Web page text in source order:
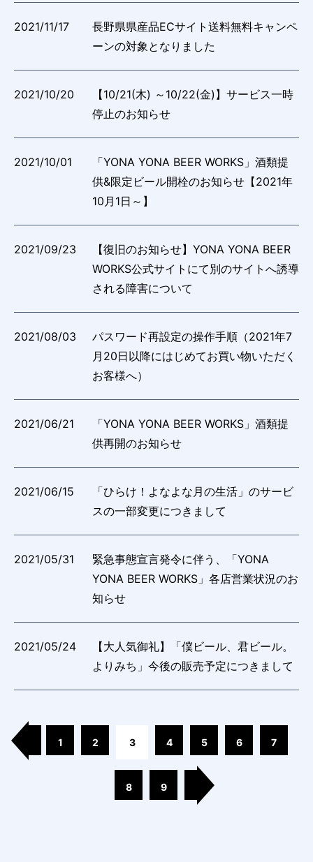
2021/11/17
長野県県産品ECサイト送料無料キャンペ
ーンの対象となりました
2021/10/20
【10/21(木) ～10/22(金)】サービス一時
停止のお知らせ
2021/10/01
「YONA YONA BEER WORKS」酒類提
供&限定ビール開栓のお知らせ【2021年
10月1日～】
2021/09/23
【復旧のお知らせ】YONA YONA BEER
WORKS公式サイトにて別のサイトへ誘導
される障害について
2021/08/03
パスワード再設定の操作手順（2021年7
月20日以降にはじめてお買い物いただく
お客様へ）
2021/06/21
「YONA YONA BEER WORKS」酒類提
供再開のお知らせ
2021/06/15
「ひらけ！よなよな月の生活」のサービ
スの一部変更につきまして
2021/05/31
緊急事態宣言発令に伴う、「YONA
YONA BEER WORKS」各店営業状況のお
知らせ
2021/05/24
【大人気御礼】「僕ビール、君ビール。
よりみち」今後の販売予定につきまして
1 2 3 4 5 6 7
8 9